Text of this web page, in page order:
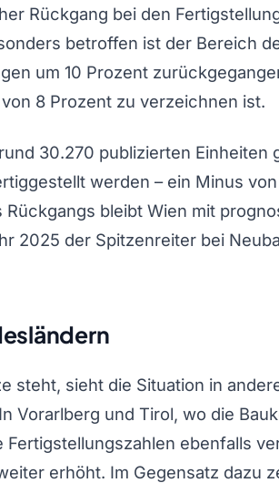
Rückgang bei den
betroffen ist der Bereich
um 10 Prozent
8 Prozent zu verzeichnen ist.
30.270 publizierten Einheiten
werden – ein Minus
bleibt Wien mit
2025 der Spitzenreiter bei
steht, sieht die Situation in
Vorarlberg und Tirol, wo die
ebenfalls
erhöht. Im Gegensatz dazu